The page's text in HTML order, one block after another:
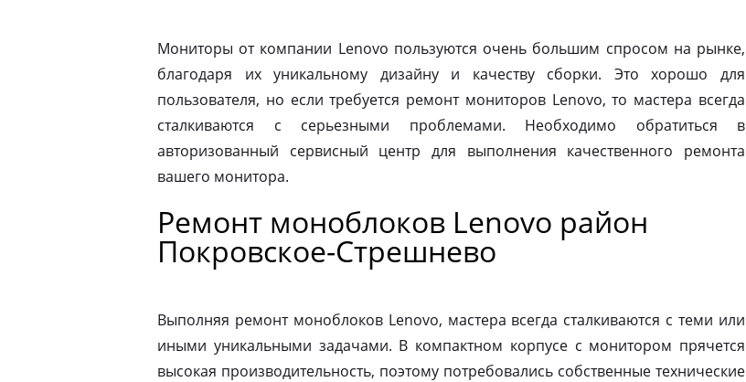
Мониторы от компании Lenovo пользуются очень большим спросом на рынке,
благодаря их уникальному дизайну и качеству сборки. Это хорошо для
пользователя, но если требуется ремонт мониторов Lenovo, то мастера всегда
сталкиваются с серьезными проблемами. Необходимо обратиться в
авторизованный сервисный центр для выполнения качественного ремонта
вашего монитора.
Ремонт моноблоков Lenovo район
Покровское-Стрешнево
Выполняя ремонт моноблоков Lenovo, мастера всегда сталкиваются с теми или
иными уникальными задачами. В компактном корпусе с монитором прячется
высокая производительность, поэтому потребовались собственные технические